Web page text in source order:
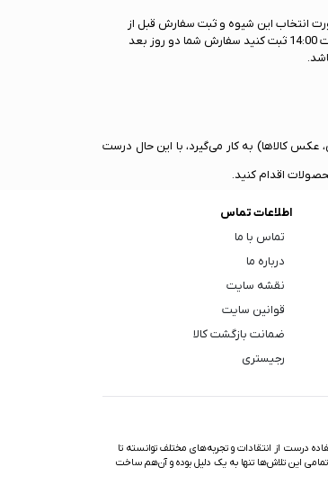
انتخاب این شیوه و ثبت سفارش قبل از
ساعت 14:00 هر روز کاری، سفارش شما در‌‌ فردای آن روز آماده ارسال و تحویل شرکت پست جمهوری اسلامی ایران خواهد شد و در صورتی که سفارش خود را پس از ساعت 14:00 ثبت کنید سفارش شما دو روز بعد
کالا‌ها) به کار می‌گیرد، با این حال درست
اقدام کنید.
اطلاعات تماس
تماس با ما
درباره ما
نقشه سایت
قوانین سایت
ضمانت بازگشت کالا
رجیستری
درست از انتقادات و تجربه‌های مختلف توانسته تا
این تلاش‌ها تنها به یک دلیل بوده و آن‌هم ساخت